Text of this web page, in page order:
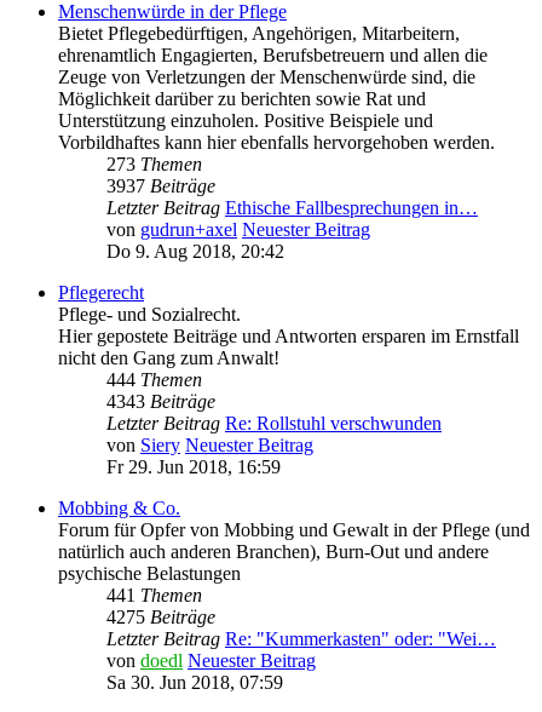
Menschenwürde in der Pflege
Bietet Pflegebedürftigen, Angehörigen, Mitarbeitern,
ehrenamtlich Engagierten, Berufsbetreuern und allen die
Zeuge von Verletzungen der Menschenwürde sind, die
Möglichkeit darüber zu berichten sowie Rat und
Unterstützung einzuholen. Positive Beispiele und
Vorbildhaftes kann hier ebenfalls hervorgehoben werden.
273 Themen
3937 Beiträge
Letzter Beitrag Ethische Fallbesprechungen in…
von gudrun+axel Neuester Beitrag
Do 9. Aug 2018, 20:42
Pflegerecht
Pflege- und Sozialrecht.
Hier gepostete Beiträge und Antworten ersparen im Ernstfall
nicht den Gang zum Anwalt!
444 Themen
4343 Beiträge
Letzter Beitrag Re: Rollstuhl verschwunden
von Siery Neuester Beitrag
Fr 29. Jun 2018, 16:59
Mobbing & Co.
Forum für Opfer von Mobbing und Gewalt in der Pflege (und
natürlich auch anderen Branchen), Burn-Out und andere
psychische Belastungen
441 Themen
4275 Beiträge
Letzter Beitrag Re: "Kummerkasten" oder: "Wei…
von doedl Neuester Beitrag
Sa 30. Jun 2018, 07:59